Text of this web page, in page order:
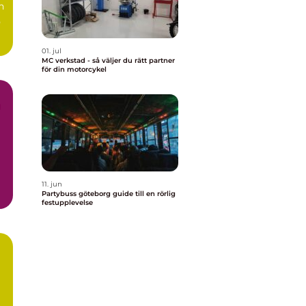
01. jul
MC verkstad - så väljer du rätt partner
för din motorcykel
11. jun
Partybuss göteborg guide till en rörlig
festupplevelse